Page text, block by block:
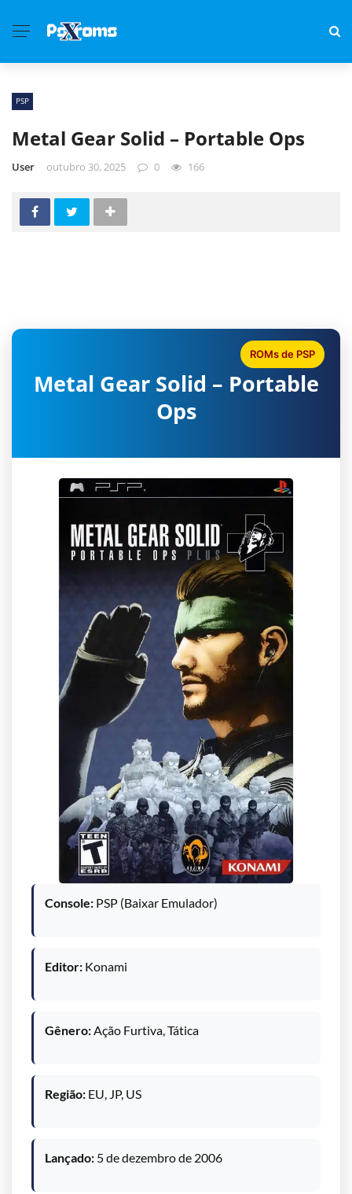
PSP
Metal Gear Solid – Portable Ops
User outubro 30, 2025 0 166
Metal Gear Solid – Portable
Ops
ROMs de PSP
Console: PSP (Baixar Emulador)
Editor: Konami
Gênero:Ação Furtiva, Tática
Região: EU, JP, US
Lançado: 5 de dezembro de 2006